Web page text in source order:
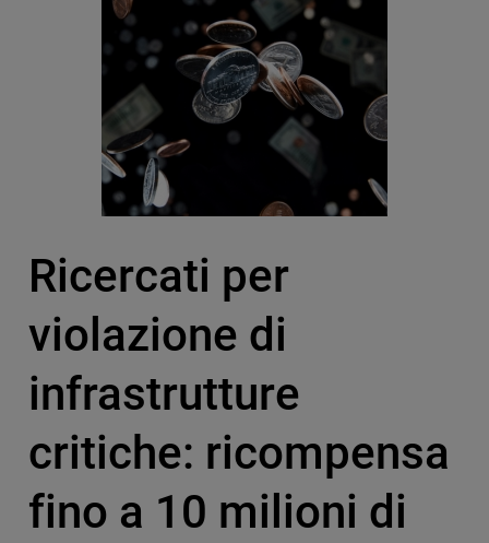
Ricercati per
violazione di
infrastrutture
critiche: ricompensa
fino a 10 milioni di